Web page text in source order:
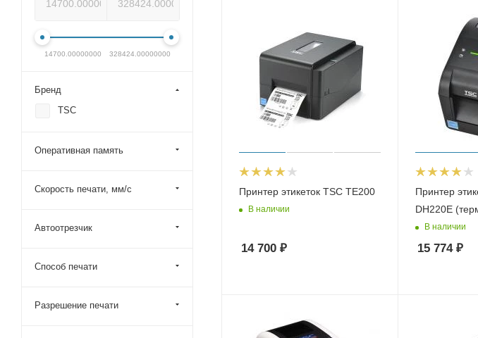
Принтер этикеток TSC TE200
В наличии
14 700 ₽
Принтер
DH220E
В наличии
15 774₽
14700.00000000 328424.00000000
Бренд
TSC
Оперативная память
Скорость печати, мм/с
Автоотрезчик
Способ печати
Разрешение печати